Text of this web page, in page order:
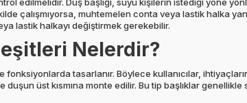
çalışmıyorsa, muhtemelen conta veya lastik halka
lastik halkayı değiştirmek gerekebilir.
Nelerdir?
fonksiyonlarda tasarlanır. Böylece kullanıcılar,
üst kısmına monte edilir. Bu tip başlıklar